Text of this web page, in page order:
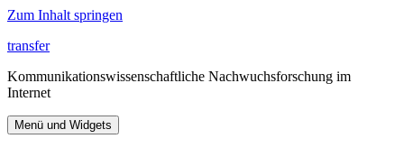
Zum Inhalt springen
transfer
Kommunikationswissenschaftliche Nachwuchsforschung im
Internet
Menü und Widgets